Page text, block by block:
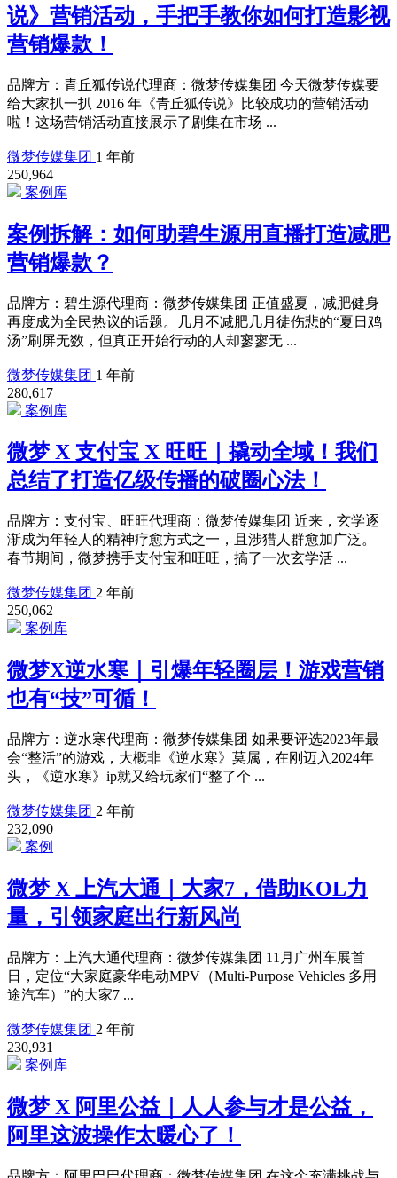
说》营销活动，手把手教你如何打造影视
营销爆款！
品牌方：青丘狐传说代理商：微梦传媒集团 今天微梦传媒要
给大家扒一扒 2016 年《青丘狐传说》比较成功的营销活动
啦！这场营销活动直接展示了剧集在市场 ...
微梦传媒集团 1 年前
250,964
案例库
案例拆解：如何助碧生源用直播打造减肥
营销爆款？
品牌方：碧生源代理商：微梦传媒集团 正值盛夏，减肥健身
再度成为全民热议的话题。几月不减肥几月徒伤悲的“夏日鸡
汤”刷屏无数，但真正开始行动的人却寥寥无 ...
微梦传媒集团 1 年前
280,617
案例库
微梦 X 支付宝 X 旺旺｜撬动全域！我们
总结了打造亿级传播的破圈心法！
品牌方：支付宝、旺旺代理商：微梦传媒集团 近来，玄学逐
渐成为年轻人的精神疗愈方式之一，且涉猎人群愈加广泛。
春节期间，微梦携手支付宝和旺旺，搞了一次玄学活 ...
微梦传媒集团 2 年前
250,062
案例库
微梦X逆水寒｜引爆年轻圈层！游戏营销
也有“技”可循！
品牌方：逆水寒代理商：微梦传媒集团 如果要评选2023年最
会“整活”的游戏，大概非《逆水寒》莫属，在刚迈入2024年
头，《逆水寒》ip就又给玩家们“整了个 ...
微梦传媒集团 2 年前
232,090
案例
微梦 X 上汽大通｜大家7，借助KOL力
量，引领家庭出行新风尚
品牌方：上汽大通代理商：微梦传媒集团 11月广州车展首
日，定位“大家庭豪华电动MPV（Multi-Purpose Vehicles 多用
途汽车）”的大家7 ...
微梦传媒集团 2 年前
230,931
案例库
微梦 X 阿里公益｜人人参与才是公益，
阿里这波操作太暖心了！